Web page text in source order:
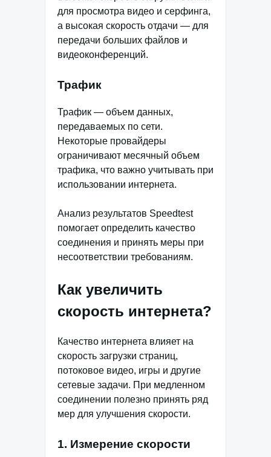
для просмотра видео и серфинга,
а высокая скорость отдачи — для
передачи больших файлов и
видеоконференций.
Трафик
Трафик — объем данных,
передаваемых по сети.
Некоторые провайдеры
ограничивают месячный объем
трафика, что важно учитывать при
использовании интернета.
Анализ результатов Speedtest
помогает определить качество
соединения и принять меры при
несоответствии требованиям.
Как увеличить
скорость интернета?
Качество интернета влияет на
скорость загрузки страниц,
потоковое видео, игры и другие
сетевые задачи. При медленном
соединении полезно принять ряд
мер для улучшения скорости.
1. Измерение скорости